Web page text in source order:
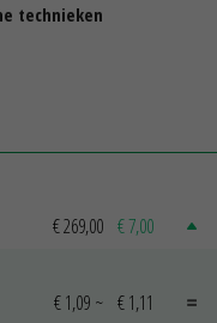
technieken
€ 269,00 € 7,00
€ 1,09 ~ € 1,11